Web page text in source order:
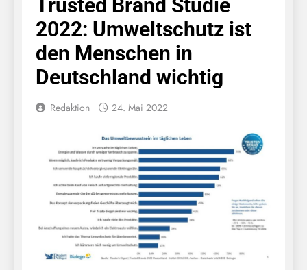
Trusted Brand Studie
2022: Umweltschutz ist
den Menschen in
Deutschland wichtig
Redaktion 24. Mai 2022